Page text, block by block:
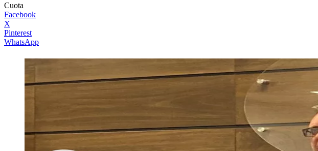
Cuota
Facebook
X
Pinterest
WhatsApp